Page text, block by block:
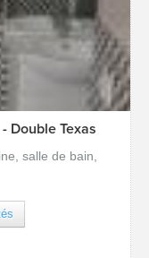
Double Texas
salle de bain,